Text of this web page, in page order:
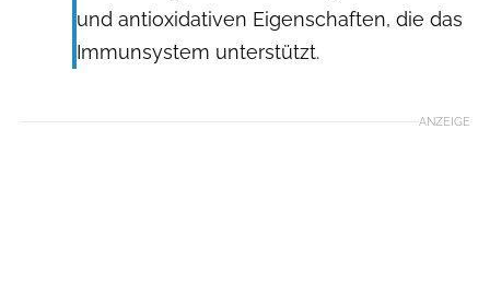
und antioxidativen Eigenschaften, die das
Immunsystem unterstützt.
ANZEIGE